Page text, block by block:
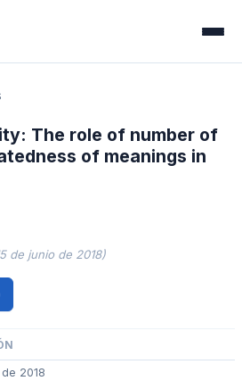
The role of number of
of meanings in
de junio de 2018)
2018